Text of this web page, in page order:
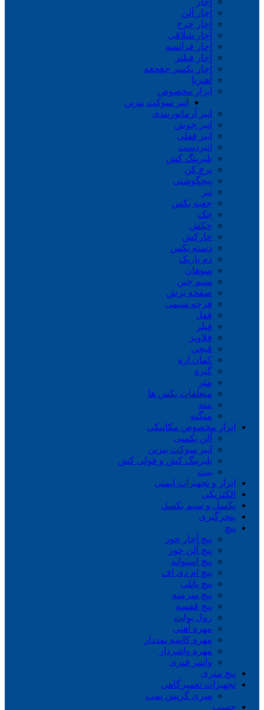
آچار آلن
آچار چرخ
آچار شلاقی
آچار فرانسه
آچار فیلتر
آچار یکسر جغجغه
آهنربا
ابزار مخصوص
انبر سوکت بنزین
انبر آرماتوربندی
انبر جوش
انبر قفلی
انبردست
بلبرینگ کش
پرچ کن
پیچگوشتی
تبر
جعبه بکس
جک
چکش
خارکش
دسته بکس
دم باریک
سوهان
سیم چین
صفحه برش
فرچه سیمی
ففل
فیلر
قلاویز
قیچی
کمان اره
گیره
متر
متعلقات بکس ها
مته
منگنه
ابزار مخصوص مکانیکی
آلن بکسی
انبر سوکت بنزین
بلبرینگ کش و فولی کش
بیت
ابزار و تجهیزات ایمنی
الکتریکی
بکسل و سیم بکسل
پنچرگیری
پیچ
پیچ آچار خور
پیچ آلن خور
پیچ استوانه
پیچ ام دی اف
پیچ پانلی
پیچ سرمته
پیچ قفسه
رول بولت
مهره آهنی
مهره کاسه نمددار
مهره واشردار
واشر فنری
پیچ متری
تجهیزات تعمیرگاهی
سری گریس پمپ
چسب